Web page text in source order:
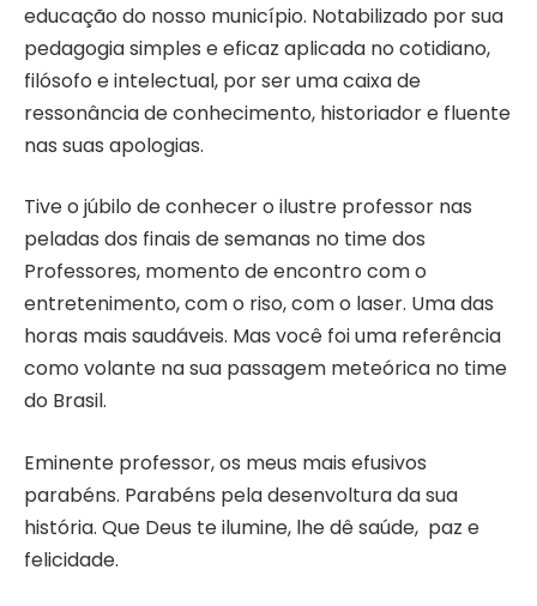
educação do nosso município. Notabilizado por sua
pedagogia simples e eficaz aplicada no cotidiano,
filósofo e intelectual, por ser uma caixa de
ressonância de conhecimento, historiador e fluente
nas suas apologias.
Tive o júbilo de conhecer o ilustre professor nas
peladas dos finais de semanas no time dos
Professores, momento de encontro com o
entretenimento, com o riso, com o laser. Uma das
horas mais saudáveis. Mas você foi uma referência
como volante na sua passagem meteórica no time
do Brasil.
Eminente professor, os meus mais efusivos
parabéns. Parabéns pela desenvoltura da sua
história. Que Deus te ilumine, lhe dê saúde, paz e
felicidade.